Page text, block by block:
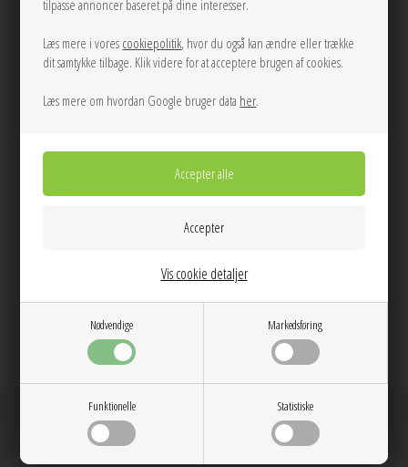
tilpasse annoncer baseret på dine interesser.
Læs mere i vores cookiepolitik, hvor du også kan ændre eller trække
dit samtykke tilbage. Klik videre for at acceptere brugen af cookies.
Læs mere om hvordan Google bruger data her.
Nødvendige Markedsføring
Funktionelle Statistiske
Vis cookie detaljer
Farve:Seal Brown
Kvalitet:80% Viskose, 20% Hør
Skånevask 30 grader
Pasform:Løs pasform
Dag til dag levering på hverdage
Stor kundetilfredshed
Gratis fragt v. køb over 600 DKK